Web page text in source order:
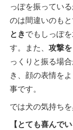
っぽを振ってい
のは間違いのも
ときでもしっぽ
す。また、 攻撃
っくりと振る場
き、顔の表情を
事です。
では犬の気持ち
【とても喜んで